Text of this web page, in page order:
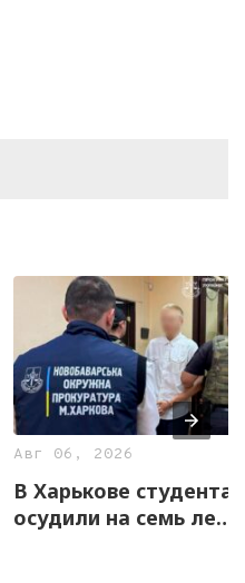
Авг 06, 2026
В Харькове студента
осудили на семь лет